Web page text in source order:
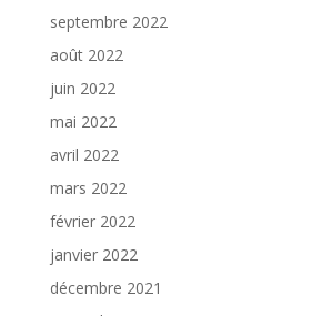
septembre 2022
août 2022
juin 2022
mai 2022
avril 2022
mars 2022
février 2022
janvier 2022
décembre 2021